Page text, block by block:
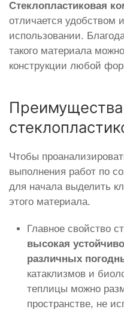
Стеклопластиковая
отличается удобством
использовании.
такого материала
конструкции любой
Преимущества
Чтобы
выполнения работ по
для начала выделить
этого материала.
Главное свойство
высокая
различных
катаклизмов и
теплицы можно
пространстве, не